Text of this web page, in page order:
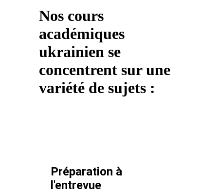
Nos cours
académiques
ukrainien se
concentrent sur une
variété de sujets :
Préparation à
l'entrevue